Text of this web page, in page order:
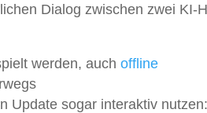
Dialog zwischen zwei KI-
werden, auch offline
Update sogar interaktiv